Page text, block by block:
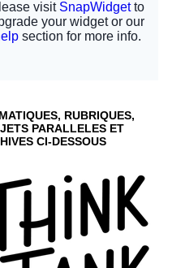
RUBRIQUES,
PARALLELES ET
CI-DESSOUS